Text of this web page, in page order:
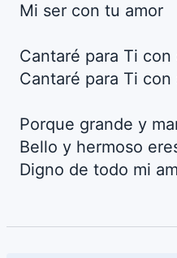
Mi ser con tu amor
Cantaré para Ti
Cantaré para Ti con
Porque grande y
Bello y hermoso
Digno de todo mi